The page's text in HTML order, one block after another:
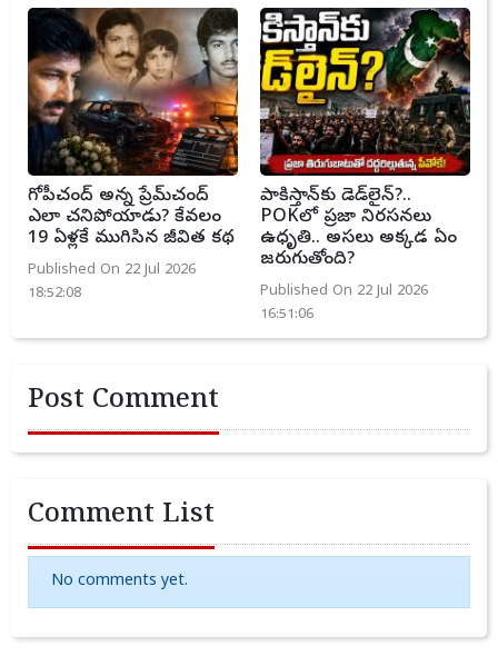
గోపీచంద్ అన్న ప్రేమ్‌చంద్
ఎలా చనిపోయాడు? కేవలం
19 ఏళ్లకే ముగిసిన జీవిత కథ
Published On 22 Jul 2026
18:52:08
పాకిస్తాన్‌కు డెడ్‌లైన్?..
POKలో ప్రజా నిరసనలు
ఉధృతి.. అసలు అక్కడ ఏం
జరుగుతోంది?
Published On 22 Jul 2026
16:51:06
Post Comment
Comment List
No comments yet.